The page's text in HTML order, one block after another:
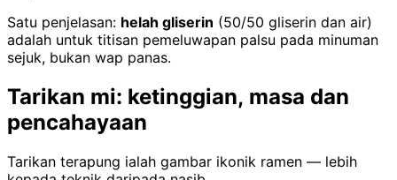
Satu penjelasan: helah gliserin (50/50 gliserin dan air)
adalah untuk titisan pemeluwapan palsu pada minuman
sejuk, bukan wap panas.
Tarikan mi: ketinggian, masa dan
pencahayaan
Tarikan terapung ialah gambar ikonik ramen — lebih